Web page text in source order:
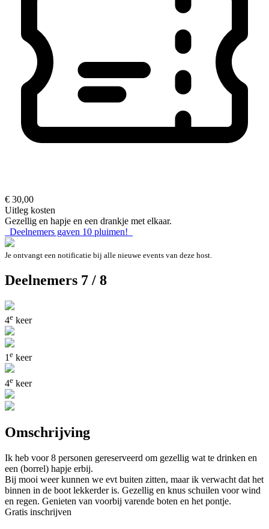
€ 30,00
Uitleg kosten
Gezellig en hapje en een drankje met elkaar.
Deelnemers gaven 10 pluimen!
Je ontvangt een notificatie bij alle nieuwe events van deze host.
Deelnemers 7 / 8
4e keer
1 e keer
4e keer
Omschrijving
Ik heb voor 8 personen gereserveerd om gezellig wat te drinken en
een (borrel) hapje erbij.
Bij mooi weer kunnen we evt buiten zitten, maar ik verwacht dat het
binnen in de boot lekkerder is. Gezellig en knus schuilen voor wind
en regen. Genieten van voorbij varende boten en het pontje.
Gratis inschrijven